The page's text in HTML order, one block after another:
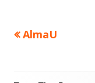
Навигация
Предыдущая
AlmaU